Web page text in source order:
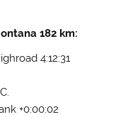
182 km:
4:12:31
+0:00:02